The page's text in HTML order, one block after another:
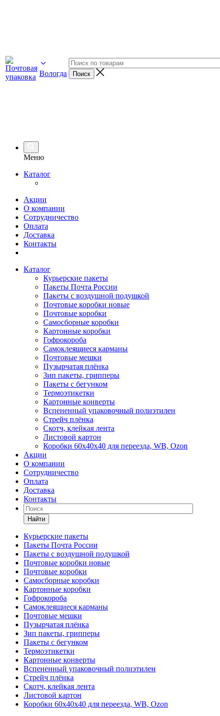
Вологда
Меню
Каталог
Акции
О компании
Сотрудничество
Оплата
Доставка
Контакты
Каталог
Курьерские пакеты
Пакеты Почта России
Пакеты с воздушной подушкой
Почтовые коробки новые
Почтовые коробки
Самосборные коробки
Картонные коробки
Гофрокороба
Самоклеящиеся карманы
Почтовые мешки
Пузырчатая плёнка
Зип пакеты, грипперы
Пакеты с бегунком
Термоэтикетки
Картонные конверты
Вспененный упаковочный полиэтилен
Стрейч плёнка
Скотч, клейкая лента
Листовой картон
Коробки 60х40х40 для переезда, WB, Ozon
Акции
О компании
Сотрудничество
Оплата
Доставка
Контакты
Найти
Курьерские пакеты
Пакеты Почта России
Пакеты с воздушной подушкой
Почтовые коробки новые
Почтовые коробки
Самосборные коробки
Картонные коробки
Гофрокороба
Самоклеящиеся карманы
Почтовые мешки
Пузырчатая плёнка
Зип пакеты, грипперы
Пакеты с бегунком
Термоэтикетки
Картонные конверты
Вспененный упаковочный полиэтилен
Стрейч плёнка
Скотч, клейкая лента
Листовой картон
Коробки 60х40х40 для переезда, WB, Ozon